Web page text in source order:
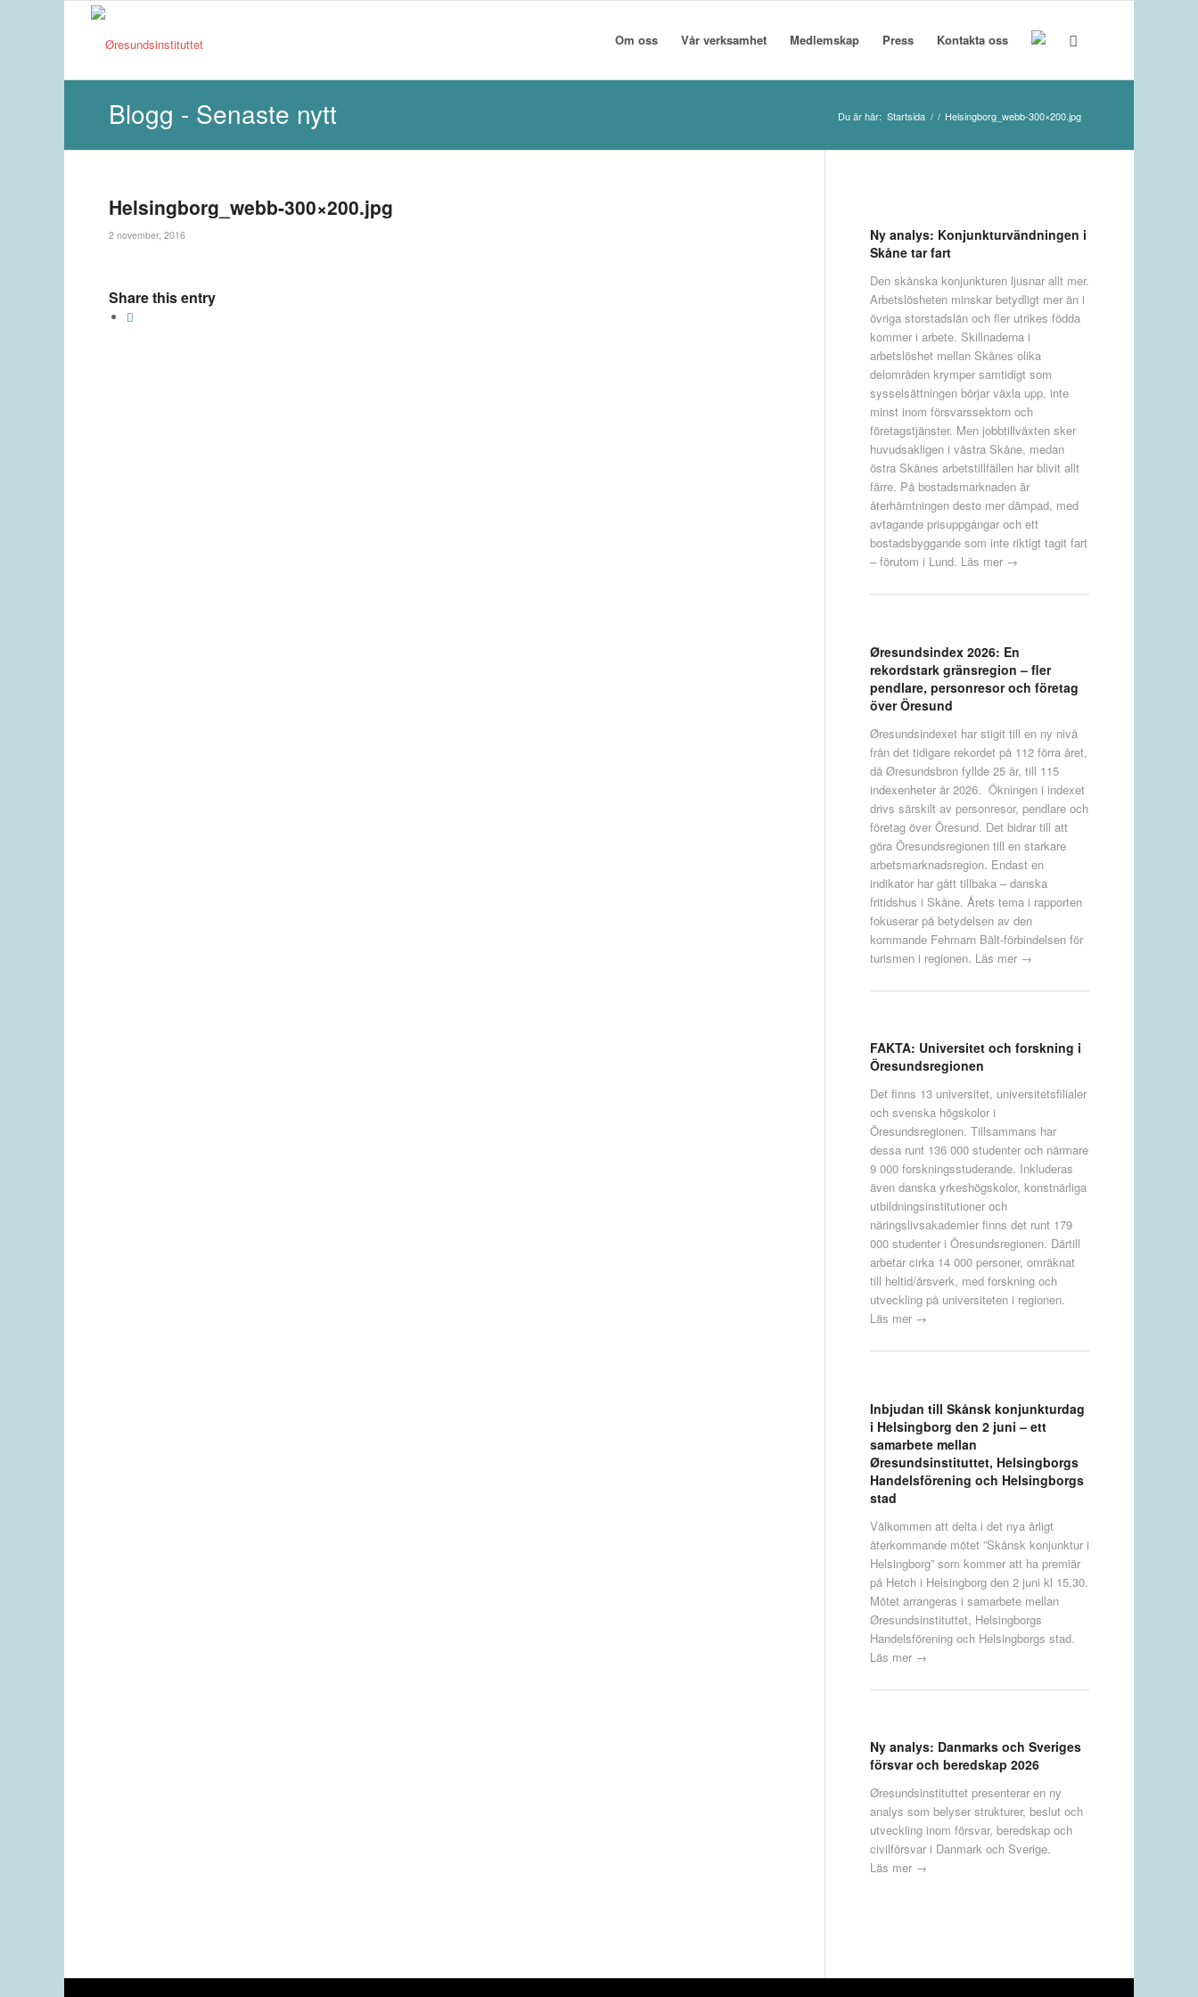
Om oss Vår verksamhet Medlemskap Press Kontakta oss
Blogg - Senaste nytt Du är här: Startsida / / Helsingborg_webb-300×200.jpg
Helsingborg_webb-300×200.jpg
2 november, 2016
Share this entry
Ny analys: Konjunkturvändningen i
Skåne tar fart
Den skånska konjunkturen ljusnar allt mer.
Arbetslösheten minskar betydligt mer än i
övriga storstadslän och fler utrikes födda
kommer i arbete. Skillnaderna i
arbetslöshet mellan Skånes olika
delområden krymper samtidigt som
sysselsättningen börjar växla upp, inte
minst inom försvarssektorn och
företagstjänster. Men jobbtillväxten sker
huvudsakligen i västra Skåne, medan
östra Skånes arbetstillfällen har blivit allt
färre. På bostadsmarknaden är
återhämtningen desto mer dämpad, med
avtagande prisuppgångar och ett
bostadsbyggande som inte riktigt tagit fart
– förutom i Lund. Läs mer →
Øresundsindex 2026: En
rekordstark gränsregion – fler
pendlare, personresor och företag
över Öresund
Øresundsindexet har stigit till en ny nivå
från det tidigare rekordet på 112 förra året,
då Øresundsbron fyllde 25 år, till 115
indexenheter år 2026. Ökningen i indexet
drivs särskilt av personresor, pendlare och
företag över Öresund. Det bidrar till att
göra Öresundsregionen till en starkare
arbetsmarknadsregion. Endast en
indikator har gått tillbaka – danska
fritidshus i Skåne. Årets tema i rapporten
fokuserar på betydelsen av den
kommande Fehmarn Bält-förbindelsen för
turismen i regionen. Läs mer →
FAKTA: Universitet och forskning i
Öresundsregionen
Det finns 13 universitet, universitetsfilialer
och svenska högskolor i
Öresundsregionen. Tillsammans har
dessa runt 136 000 studenter och närmare
9 000 forskningsstuderande. Inkluderas
även danska yrkeshögskolor, konstnärliga
utbildningsinstitutioner och
näringslivsakademier finns det runt 179
000 studenter i Öresundsregionen. Därtill
arbetar cirka 14 000 personer, omräknat
till heltid/årsverk, med forskning och
utveckling på universiteten i regionen.
Läs mer →
Inbjudan till Skånsk konjunkturdag
i Helsingborg den 2 juni – ett
samarbete mellan
Øresundsinstituttet, Helsingborgs
Handelsförening och Helsingborgs
stad
Välkommen att delta i det nya årligt
återkommande mötet ”Skånsk konjunktur i
Helsingborg” som kommer att ha premiär
på Hetch i Helsingborg den 2 juni kl 15.30.
Mötet arrangeras i samarbete mellan
Øresundsinstituttet, Helsingborgs
Handelsförening och Helsingborgs stad.
Läs mer →
Ny analys: Danmarks och Sveriges
försvar och beredskap 2026
Øresundsinstituttet presenterar en ny
analys som belyser strukturer, beslut och
utveckling inom försvar, beredskap och
civilförsvar i Danmark och Sverige.
Läs mer →